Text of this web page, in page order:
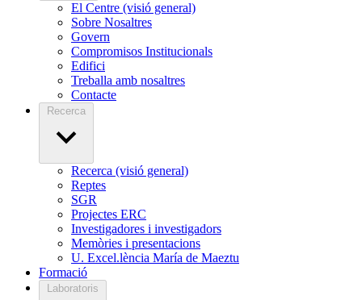
El Centre (visió general)
Sobre Nosaltres
Govern
Compromisos Institucionals
Edifici
Treballa amb nosaltres
Contacte
Recerca
Recerca (visió general)
Reptes
SGR
Projectes ERC
Investigadores i investigadors
Memòries i presentacions
U. Excel.lència María de Maeztu
Formació
Laboratoris